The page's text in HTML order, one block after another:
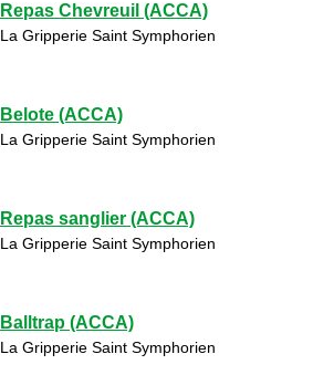
Repas Chevreuil (ACCA)
La Gripperie Saint Symphorien
Belote (ACCA)
La Gripperie Saint Symphorien
Repas sanglier (ACCA)
La Gripperie Saint Symphorien
Balltrap (ACCA)
La Gripperie Saint Symphorien